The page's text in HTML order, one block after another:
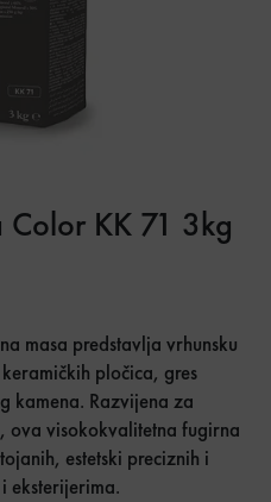
KK 71 3kg
€.
is: 17,42 €.
masa predstavlja vrhunsku
pločica, gres
kamena. Razvijena za
ova visokokvalitetna fugirna
estetski preciznih i
eksterijerima.